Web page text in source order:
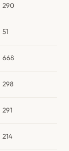
290
51
668
298
291
214